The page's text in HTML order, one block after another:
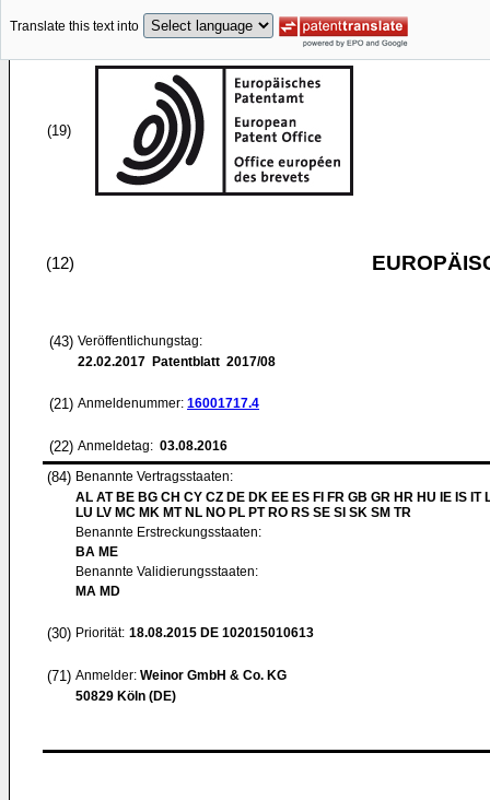
Translate this text into
(19)
(12)
(43) Veröffentlichungstag:
22.02.2017 Patentblatt 2017/08
(21) Anmeldenummer: 16001717.4
(22) Anmeldetag: 03.08.2016
(84) Benannte Vertragsstaaten:
AL AT BE BG CH CY CZ DE DK EE ES FI FR GB GR HR HU IE IS IT
LU LV MC MK MT NL NO PL PT RO RS SE SI SK SM TR
Benannte Erstreckungsstaaten:
BA ME
Benannte Validierungsstaaten:
MA MD
(30) Priorität: 18.08.2015 DE 102015010613
(71) Anmelder: Weinor GmbH & Co. KG
50829 Köln (DE)